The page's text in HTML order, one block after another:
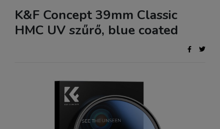
K&F Concept 39mm Classic
HMC UV szűrő, blue coated